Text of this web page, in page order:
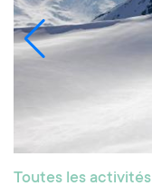
Toutes les activités